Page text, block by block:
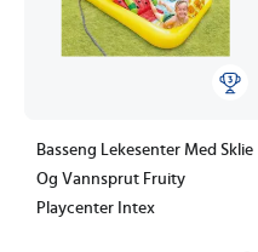
Basseng Lekesenter Med Sklie
Og Vannsprut Fruity
Playcenter Intex